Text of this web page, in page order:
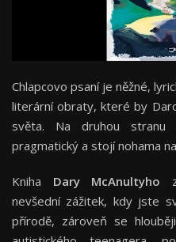
Chlapcovo psaní je něžné,
literární obraty, které by
světa. Na druhou
pragmatický a stojí nohama
Kniha Dary McAnultyho
nevšední zážitek, kdy jste
přírodě, zároveň se